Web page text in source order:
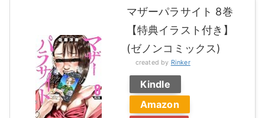
マザーパラサイト 8巻
【特典イラスト付き】
(ゼノンコミックス)
created by Rinker
Kindle
Amazon